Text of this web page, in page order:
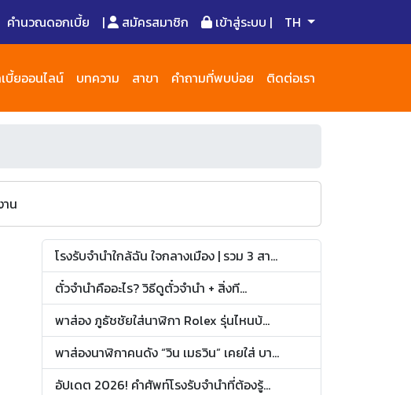
คำนวณดอกเบี้ย | สมัครสมาชิก เข้าสู่ระบบ | TH
บี้ยออนไลน์ บทความ สาขา คำถามที่พบบ่อย ติดต่อเรา
น
โรงรับจำนำใกล้ฉัน ใจกลางเมือง | รวม 3 สา...
ตั๋วจำนำคืออะไร? วิธีดูตั๋วจำนำ + สิ่งที...
พาส่อง ภูธัชชัยใส่นาฬิกา Rolex รุ่นไหนบ้...
พาส่องนาฬิกาคนดัง “วิน เมธวิน” เคยใส่ บา...
อัปเดต 2026! คำศัพท์โรงรับจำนำที่ต้องรู้...